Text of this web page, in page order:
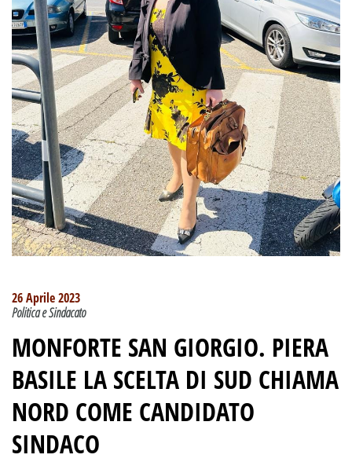
26 Aprile 2023
Politica e Sindacato
MONFORTE SAN GIORGIO. PIERA
BASILE LA SCELTA DI SUD CHIAMA
NORD COME CANDIDATO
SINDACO